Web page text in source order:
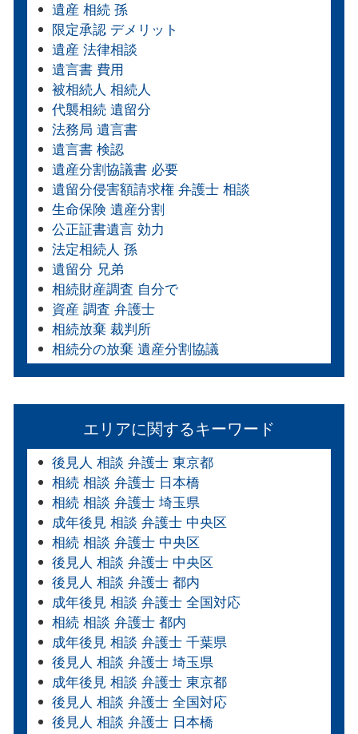
遺産 相続 孫
限定承認 デメリット
遺産 法律相談
遺言書 費用
被相続人 相続人
代襲相続 遺留分
法務局 遺言書
遺言書 検認
遺産分割協議書 必要
遺留分侵害額請求権 弁護士 相談
生命保険 遺産分割
公正証書遺言 効力
法定相続人 孫
遺留分 兄弟
相続財産調査 自分で
資産 調査 弁護士
相続放棄 裁判所
相続分の放棄 遺産分割協議
エリアに関するキーワード
後見人 相談 弁護士 東京都
相続 相談 弁護士 日本橋
相続 相談 弁護士 埼玉県
成年後見 相談 弁護士 中央区
相続 相談 弁護士 中央区
後見人 相談 弁護士 中央区
後見人 相談 弁護士 都内
成年後見 相談 弁護士 全国対応
相続 相談 弁護士 都内
成年後見 相談 弁護士 千葉県
後見人 相談 弁護士 埼玉県
成年後見 相談 弁護士 東京都
後見人 相談 弁護士 全国対応
後見人 相談 弁護士 日本橋